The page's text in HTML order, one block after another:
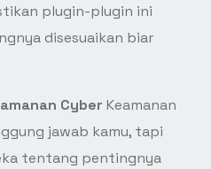
plugin-plugin ini
disesuaikan biar
Cyber Keamanan
jawab kamu, tapi
tentang pentingnya